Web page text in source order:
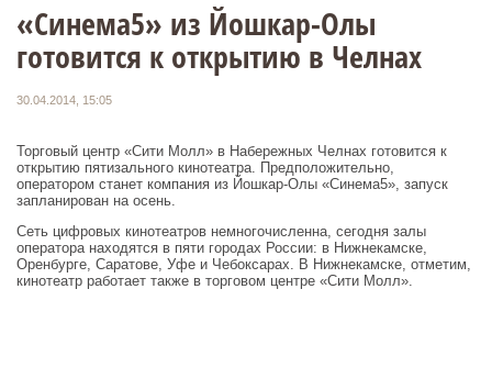
«Синема5» из Йошкар-Олы
готовится к открытию в Челнах
30.04.2014, 15:05
Торговый центр «Сити Молл» в Набережных Челнах готовится к
открытию пятизального кинотеатра. Предположительно,
оператором станет компания из Йошкар-Олы «Синема5», запуск
запланирован на осень.
Сеть цифровых кинотеатров немногочисленна, сегодня залы
оператора находятся в пяти городах России: в Нижнекамске,
Оренбурге, Саратове, Уфе и Чебоксарах. В Нижнекамске, отметим,
кинотеатр работает также в торговом центре «Сити Молл».